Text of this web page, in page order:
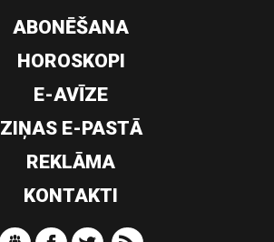
ABONĒŠANA
HOROSKOPI
E-AVĪZE
ZIŅAS E-PASTĀ
REKLĀMA
KONTAKTI